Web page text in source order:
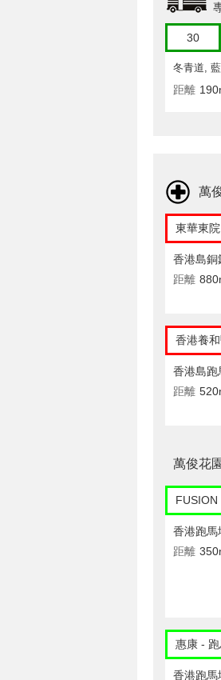
30
冬青道,
距離
萬
東華東院
香港島銅
距離
香港養
香港島跑
距離
萬俊花
FUSION
香港跑馬
距離
惠康 -
香港跑馬